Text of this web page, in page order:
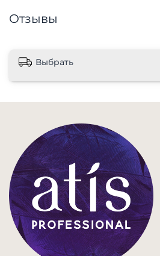
Отзывы
Выбрать